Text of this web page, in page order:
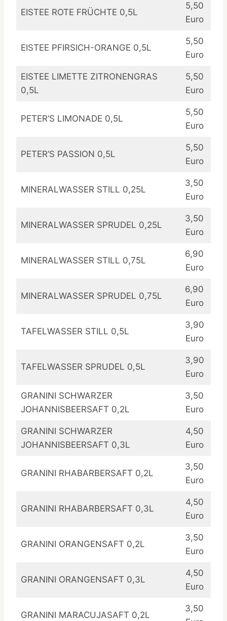
EISTEE ROTE FRÜCHTE 0,5L
5,50
Euro
EISTEE PFIRSICH-ORANGE 0,5L
5,50
Euro
EISTEE LIMETTE ZITRONENGRAS
0,5L
5,50
Euro
PETER‘S LIMONADE 0,5L
5,50
Euro
PETER‘S PASSION 0,5L
5,50
Euro
MINERALWASSER STILL 0,25L
3,50
Euro
MINERALWASSER SPRUDEL 0,25L
3,50
Euro
MINERALWASSER STILL 0,75L
6,90
Euro
MINERALWASSER SPRUDEL 0,75L
6,90
Euro
TAFELWASSER STILL 0,5L
3,90
Euro
TAFELWASSER SPRUDEL 0,5L
3,90
Euro
GRANINI SCHWARZER
JOHANNISBEERSAFT 0,2L
3,50
Euro
GRANINI SCHWARZER
JOHANNISBEERSAFT 0,3L
4,50
Euro
GRANINI RHABARBERSAFT 0,2L
3,50
Euro
GRANINI RHABARBERSAFT 0,3L
4,50
Euro
GRANINI ORANGENSAFT 0,2L
3,50
Euro
GRANINI ORANGENSAFT 0,3L
4,50
Euro
GRANINI MARACUJASAFT 0,2L
3,50